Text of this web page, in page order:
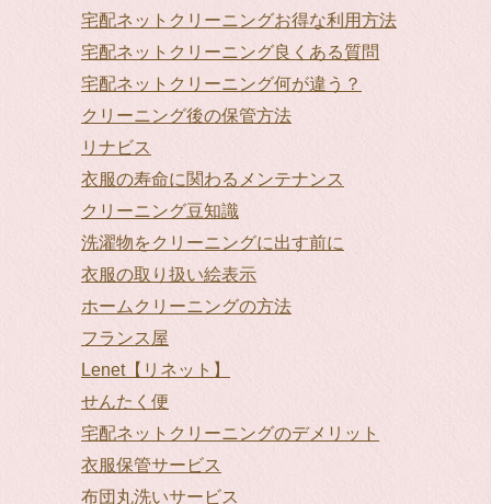
宅配ネットクリーニングお得な利用方法
宅配ネットクリーニング良くある質問
宅配ネットクリーニング何が違う？
クリーニング後の保管方法
リナビス
衣服の寿命に関わるメンテナンス
クリーニング豆知識
洗濯物をクリーニングに出す前に
衣服の取り扱い絵表示
ホームクリーニングの方法
フランス屋
Lenet【リネット】
せんたく便
宅配ネットクリーニングのデメリット
衣服保管サービス
布団丸洗いサービス